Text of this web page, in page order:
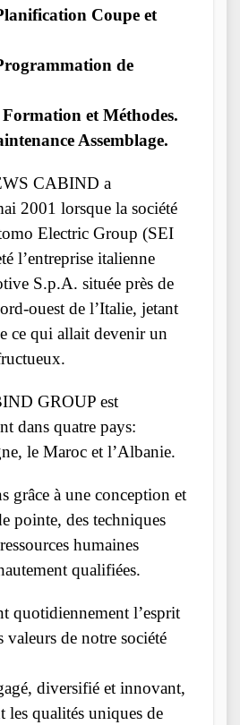
Coupe et
de
et Méthodes.
Assemblage.
CABIND a
2001 lorsque la société
Electric Group (SEI
l’entreprise italienne
S.p.A. située près de
ouest de l’Italie, jetant
ce qui allait devenir un
GROUP est
dans quatre pays:
le Maroc et l’Albanie.
grâce à une conception et
pointe, des techniques
humaines
qualifiées.
quotidiennement l’esprit
valeurs de notre société
diversifié et innovant,
les qualités uniques de